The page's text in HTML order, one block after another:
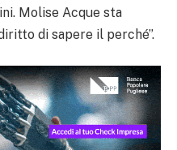
Molise Acque sta
di sapere il perché”.